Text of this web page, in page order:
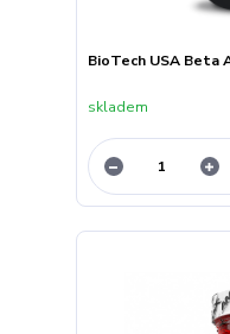
BioTech USA Beta
skladem